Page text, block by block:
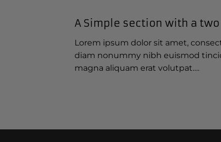
A Simple section with a
Lorem ipsum dolor sit amet,
diam nonummy nibh euismod
magna aliquam erat volutpat….